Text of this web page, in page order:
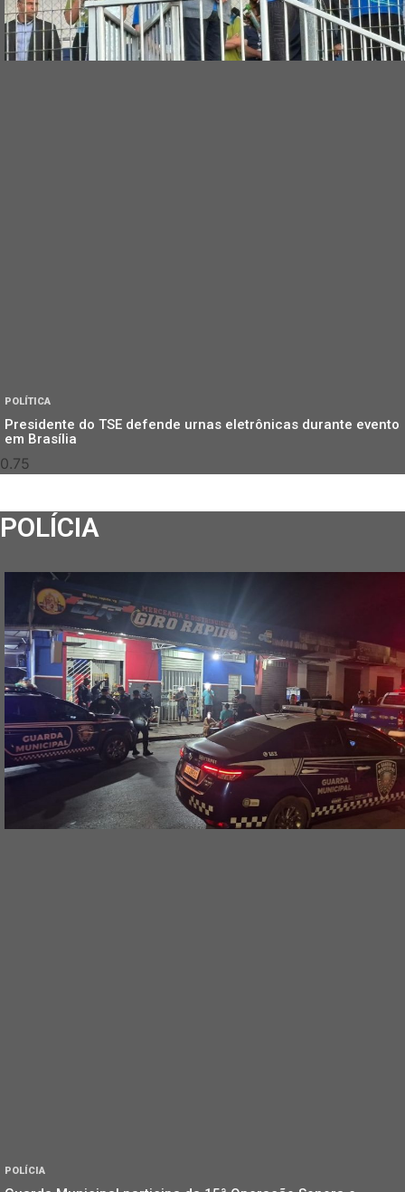
POLÍTICA
Presidente do TSE defende urnas eletrônicas durante evento
em Brasília
POLÍCIA
POLÍCIA